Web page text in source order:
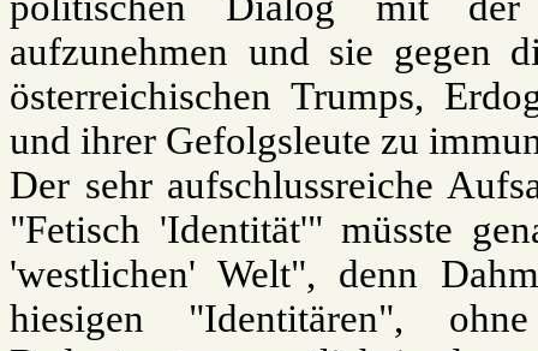
aufzunehmen und sie gegen
österreichischen Trumps,
und ihrer Gefolgsleute zu
Der sehr aufschlussreiche
"Fetisch 'Identität'" müsste
'westlichen' Welt", denn
hiesigen "Identitären",